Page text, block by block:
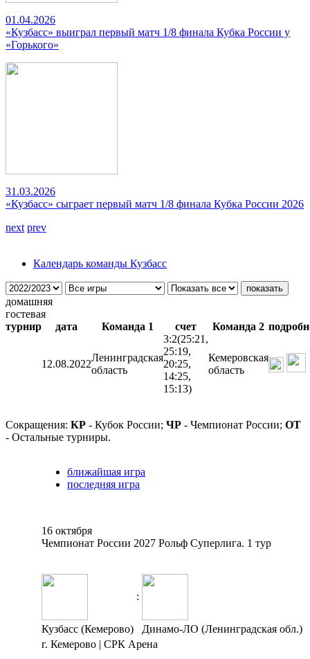
01.04.2026
«Кузбасс» выиграл первый матч 1/8 финала Кубка России у
«Горького»
31.03.2026
«Кузбасс» сыграет первый матч 1/8 финала Кубка России 2026
next prev
Календарь команды Кузбасс
домашняя
гостевая
турнир
дата Команда 1 счет Команда 2
12.08.2022
Ленинградская
область
3:2(25:21,
25:19,
20:25,
14:25,
15:13)
Кемеровская
область
Сокращения: КР - Кубок России; ЧР - Чемпионат России; ОТ
- Остальные турниры.
ближайшая игра
последняя игра
16 октября
Чемпионат России 2027 Рольф Суперлига. 1 тур
:
Кузбасс (Кемерово)
Динамо-ЛО (Ленинградская обл.)
г. Кемерово | СРК Арена